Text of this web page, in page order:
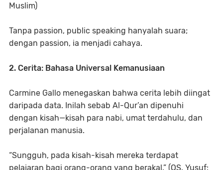
Muslim)
Tanpa passion, public speaking hanyalah suara;
dengan passion, ia menjadi cahaya.
2. Cerita: Bahasa Universal Kemanusiaan
Carmine Gallo menegaskan bahwa cerita lebih diingat
daripada data. Inilah sebab Al-Qur’an dipenuhi
dengan kisah—kisah para nabi, umat terdahulu, dan
perjalanan manusia.
“Sungguh, pada kisah-kisah mereka terdapat
pelajaran bagi orang-orang yang berakal.” (QS. Yusuf: